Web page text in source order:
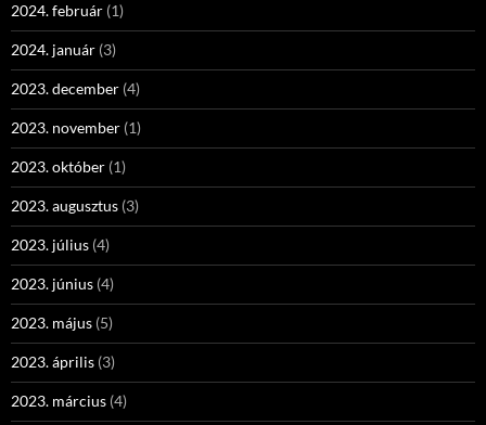
2024. február (1)
2024. január (3)
2023. december (4)
2023. november (1)
2023. október (1)
2023. augusztus (3)
2023. július (4)
2023. június (4)
2023. május (5)
2023. április (3)
2023. március (4)